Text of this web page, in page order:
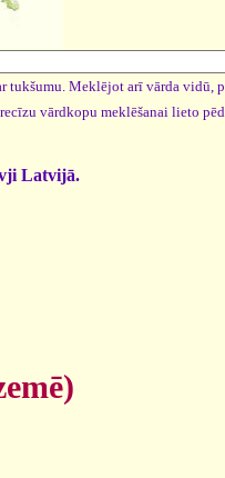
tukšumu. Meklējot arī vārda vidū,
vārdkopu meklēšanai lieto
Latvijā.